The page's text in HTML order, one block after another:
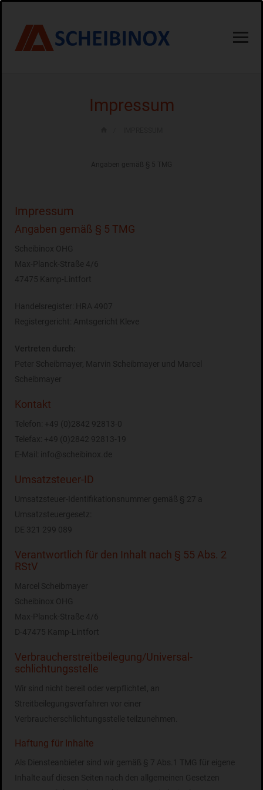
Impressum
Impressum
Angaben gemäß § 5 TMG
Scheibinox OHG
Max-Planck-Straße 4/6
47475 Kamp-Lintfort
Handelsregister: HRA 4907
Registergericht: Amtsgericht Kleve
Vertreten durch:
Peter Scheibmayer, Marvin Scheibmayer und Marcel
Scheibmayer
Kontakt
Telefon: +49 (0)2842 92813-0
Telefax: +49 (0)2842 92813-19
E-Mail: info@scheibinox.de
Umsatzsteuer-ID
Umsatzsteuer-Identifikationsnummer gemäß § 27 a
Umsatzsteuergesetz:
DE 321 299 089
Verantwortlich für den Inhalt nach § 55 Abs. 2
RStV
Marcel Scheibmayer
Scheibinox OHG
Max-Planck-Straße 4/6
D-47475 Kamp-Lintfort
Verbraucher­streit­beilegung/Universal­
schlichtungs­stelle
Wir sind nicht bereit oder verpflichtet, an
Streitbeilegungsverfahren vor einer
Verbraucherschlichtungsstelle teilzunehmen.
Haftung für Inhalte
Als Diensteanbieter sind wir gemäß § 7 Abs.1 TMG für eigene
Inhalte auf diesen Seiten nach den allgemeinen Gesetzen